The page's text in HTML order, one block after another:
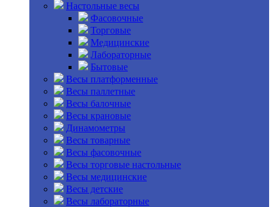
Настольные весы
Фасовочные
Торговые
Медицинские
Лабораторные
Бытовые
Весы платформенные
Весы паллетные
Весы балочные
Весы крановые
Динамометры
Весы товарные
Весы фасовочные
Весы торговые настольные
Весы медицинские
Весы детские
Весы лабораторные